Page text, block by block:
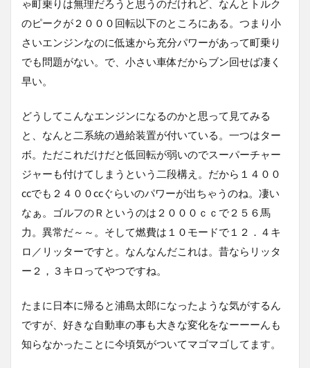
ゃ町乗りは無理だろうと思うのだけれど、なんとトルク
のピークが２０００回転以下のところにある。つまり小
さいエンジンなのに低速から充分パワーがあって町乗り
でも問題がない。で、小さい車体だからブン回せば凄く
早い。
どうしてこんなエンジンになるのかと思って見てみる
と、なんと二系統の過給装置が付いている。一つはター
ボ。ただこれだけだと低回転が弱いのでスーパーチャー
ジャーも付けてしまうという二段構え。だから１４００
ccでも２４００ccぐらいのパワーが出ちゃうのね。凄い
なぁ。ゴルフのＲというのは２０００ｃｃで２５６馬
力。異常だ～～。そして燃費は１０モードで１２．４キ
ロ／リッターですと。なんなんだこれは。昔ならリッタ
ー２，３キロってやつですね。
たまに日本に帰ると浦島太郎になったような気がするん
ですが、好きな自動車の事も大きな変化をなーーーんも
知らなかったことに今頃気がついてマゴマゴしてます。